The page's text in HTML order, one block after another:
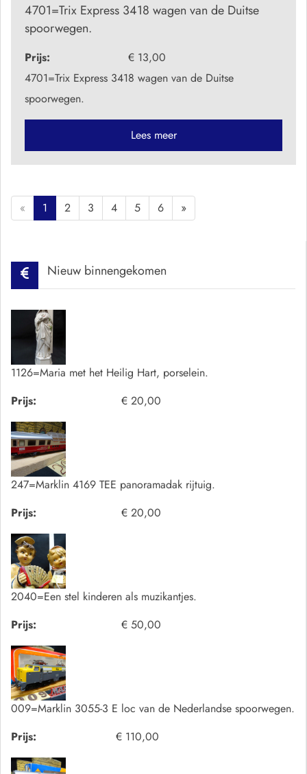
4701=Trix Express 3418 wagen van de Duitse
spoorwegen.
Prijs:
€ 13,00
4701=Trix Express 3418 wagen van de Duitse
spoorwegen.
Lees meer
« 1 2 3 4 5 6 »
Nieuw binnengekomen
1126=Maria met het Heilig Hart, porselein.
Prijs:
€ 20,00
247=Marklin 4169 TEE panoramadak rijtuig.
Prijs:
€ 20,00
2040=Een stel kinderen als muzikantjes.
Prijs:
€ 50,00
009=Marklin 3055-3 E loc van de Nederlandse spoorwegen.
Prijs:
€ 110,00